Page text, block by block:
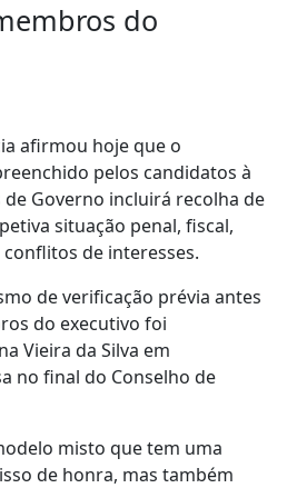
do
afirmou hoje que o
pelos candidatos à
Governo incluirá recolha de
situação penal, fiscal,
de interesses.
de verificação prévia antes
do executivo foi
Vieira da Silva em
no final do Conselho de
misto que tem uma
de honra, mas também